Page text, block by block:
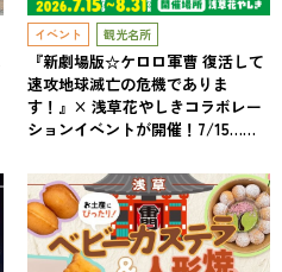
イベント 観光名所
『新劇場版☆ケロロ軍曹 復活して
速攻地球滅亡の危機でありま
す！』× 浅草花やしきコラボレー
ションイベントが開催！7/15……